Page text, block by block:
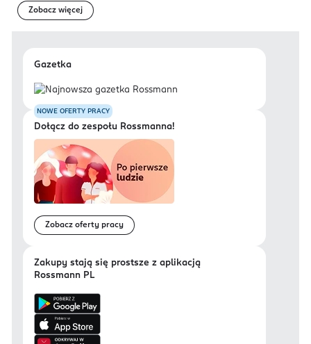
Zobacz więcej
Gazetka
NOWE OFERTY PRACY
Dołącz do zespołu Rossmanna!
Zobacz oferty pracy
Zakupy stają się prostsze z aplikacją
Rossmann PL